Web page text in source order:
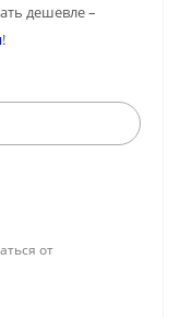
дешевле –
!
от